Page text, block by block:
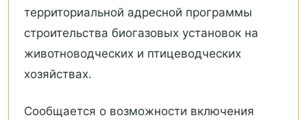
территориальной адресной программы
строительства биогазовых установок на
животноводческих и птицеводческих
хозяйствах.
Сообщается о возможности включения